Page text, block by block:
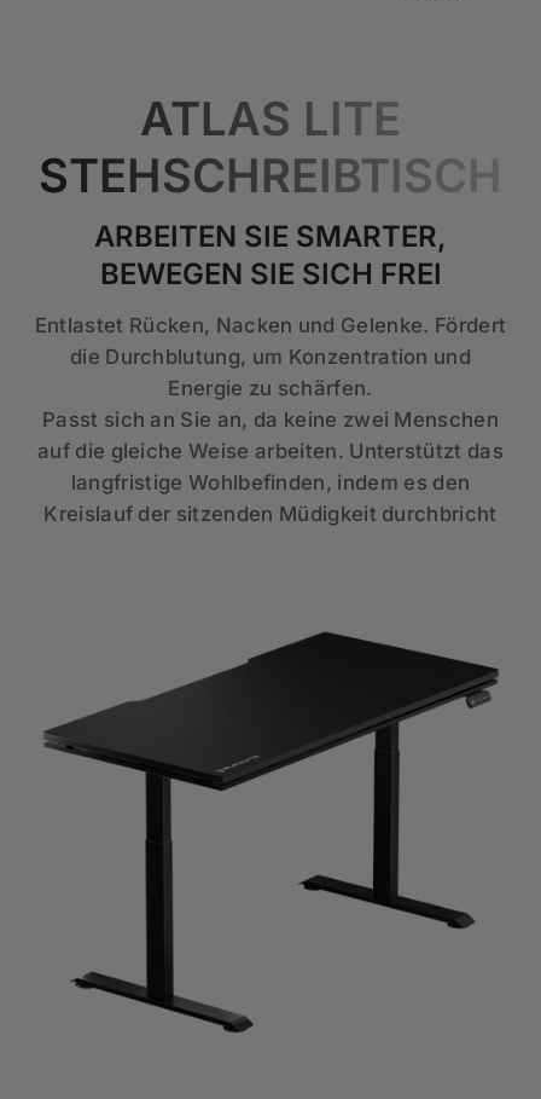
ATLAS LITE
STEHSCHREIBTISCH
ARBEITEN SIE SMARTER,
BEWEGEN SIE SICH FREI
Entlastet Rücken, Nacken und Gelenke. Fördert
die Durchblutung, um Konzentration und
Energie zu schärfen.
Passt sich an Sie an, da keine zwei Menschen
auf die gleiche Weise arbeiten. Unterstützt das
langfristige Wohlbefinden, indem es den
Kreislauf der sitzenden Müdigkeit durchbricht